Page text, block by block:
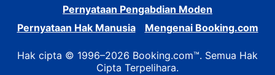
Pernyataan Pengabdian Moden
Pernyataan Hak Manusia
Mengenai Booking.com
Hak cipta © 1996–2026 Booking.com™. Semua Hak
Cipta Terpelihara.